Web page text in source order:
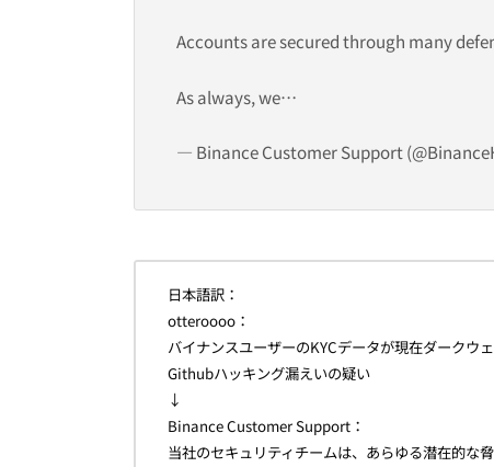
Accounts are secured through many
As always, we…
— Binance Customer Support
日本語訳：
otteroooo：
バイナンスユーザーのKYCデータが現在ダークウ
Githubハッキング漏えいの疑い
↓
Binance Customer Support：
当社のセキュリティチームは、あらゆる潜在的な